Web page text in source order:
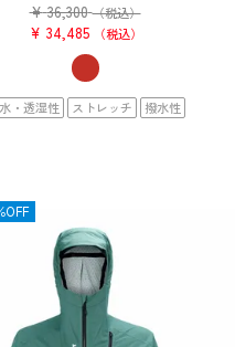
¥ 36,300 （税込）
¥ 34,485 税込
・透湿性 ストレッチ 撥水性
OFF